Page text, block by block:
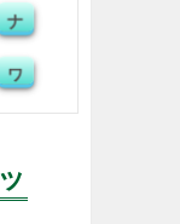
ナ
ワ